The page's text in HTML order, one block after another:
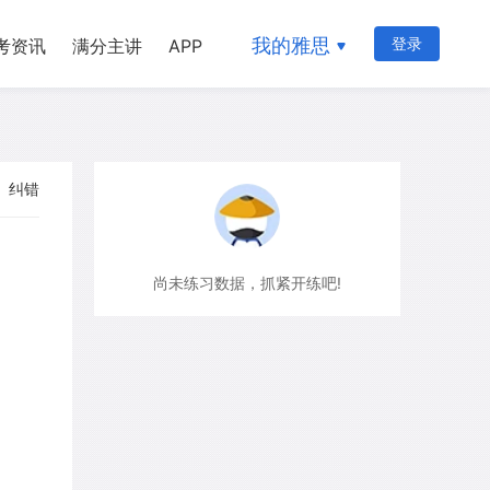
资讯 满分主讲 APP 我的雅思 登录
纠错
尚未练习数据，抓紧开练吧!